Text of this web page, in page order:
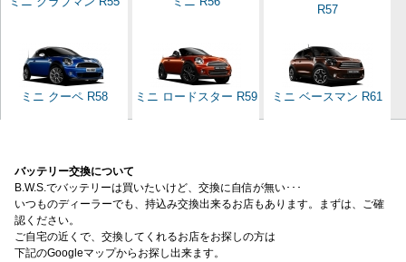
R57
ミニ クーペ R58 ミニ ロードスター R59 ミニ ベースマン R61
バッテリー交換について
B.W.S.でバッテリーは買いたいけど、交換に自信が無い･･･
いつものディーラーでも、持込み交換出来るお店もあります。まずは、ご確
認ください。
ご自宅の近くで、交換してくれるお店をお探しの方は
下記のGoogleマップからお探し出来ます。